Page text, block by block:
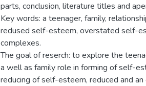
parts, conclusion, literature titles and
Key words: a teenager, family,
redused self-esteem, overstated self-
complexes.
The goal of reserch: to explore the
a well as family role in forming of self-
reducing of self-esteem, reduced and